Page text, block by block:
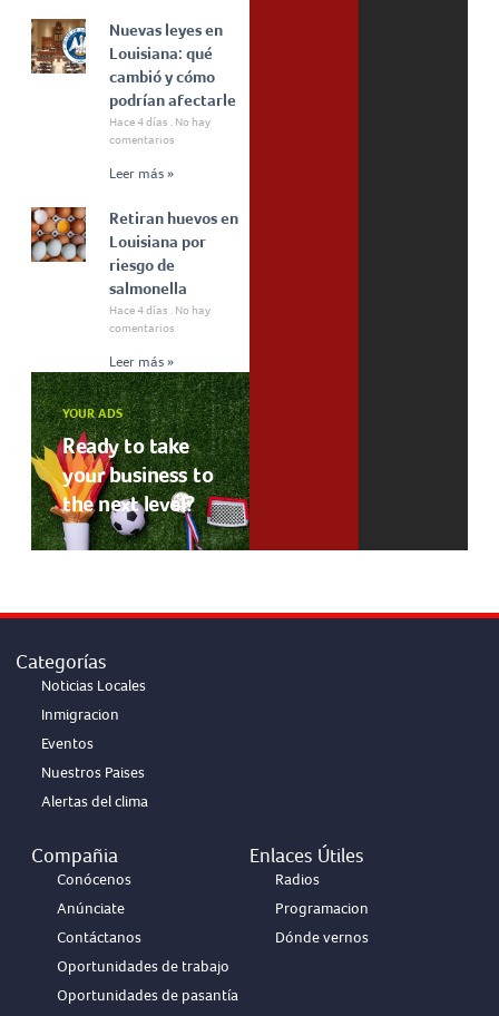
Nuevas leyes en
Louisiana: qué
cambió y cómo
podrían afectarle
Hace 4 días
No hay
comentarios
Leer más »
Retiran huevos en
Louisiana por
riesgo de
salmonella
Hace 4 días
No hay
comentarios
Leer más »
YOUR ADS
Ready to take
your business to
the next level?
Categorías
Noticias Locales
Inmigracion
Eventos
Nuestros Paises
Alertas del clima
Compañia
Conócenos
Anúnciate
Contáctanos
Oportunidades de trabajo
Oportunidades de pasantía
Enlaces Útiles
Radios
Programacion
Dónde vernos